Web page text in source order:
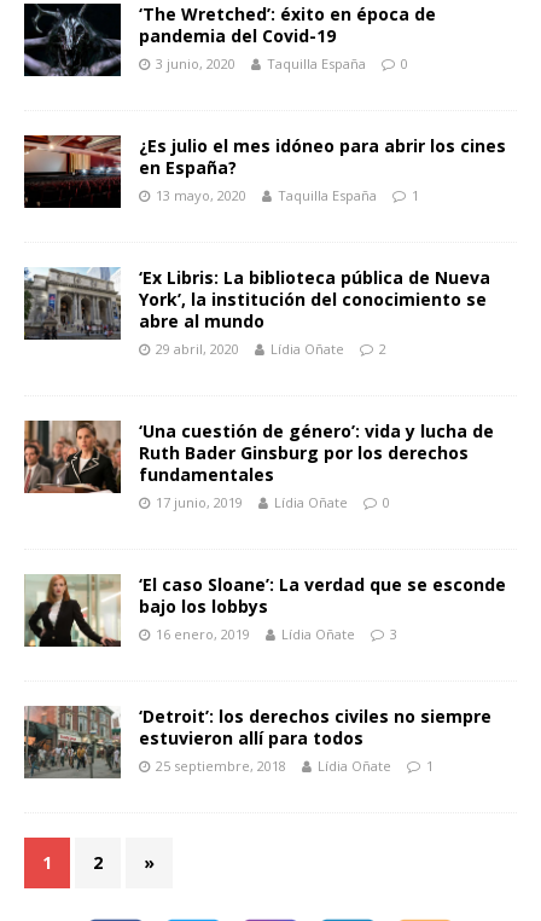
‘The Wretched’: éxito en época de
pandemia del Covid-19
3 junio, 2020 Taquilla España 0
¿Es julio el mes idóneo para abrir los cines
en España?
13 mayo, 2020 Taquilla España 1
‘Ex Libris: La biblioteca pública de Nueva
York’, la institución del conocimiento se
abre al mundo
29 abril, 2020 Lídia Oñate 2
‘Una cuestión de género’: vida y lucha de
Ruth Bader Ginsburg por los derechos
fundamentales
17 junio, 2019 Lídia Oñate 0
‘El caso Sloane’: La verdad que se esconde
bajo los lobbys
16 enero, 2019 Lídia Oñate 3
‘Detroit’: los derechos civiles no siempre
estuvieron allí para todos
25 septiembre, 2018 Lídia Oñate 1
1 2 »